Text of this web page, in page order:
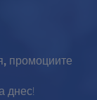
промоциите
днес!